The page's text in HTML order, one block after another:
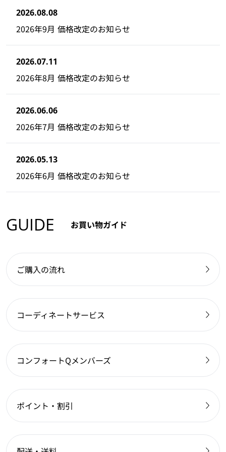
2026.08.08
2026年9月 価格改定のお知らせ
2026.07.11
2026年8月 価格改定のお知らせ
2026.06.06
2026年7月 価格改定のお知らせ
2026.05.13
2026年6月 価格改定のお知らせ
GUIDE お買い物ガイド
ご購入の流れ
コーディネートサービス
コンフォートQメンバーズ
ポイント・割引